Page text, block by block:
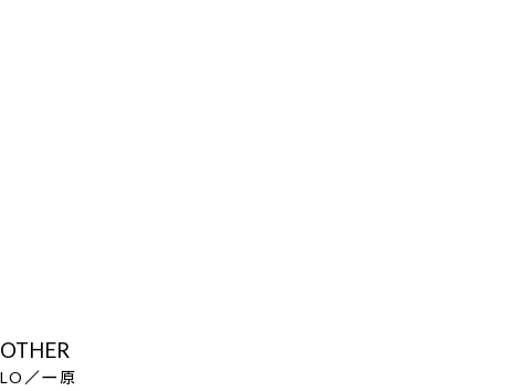
OTHER
LO／一原